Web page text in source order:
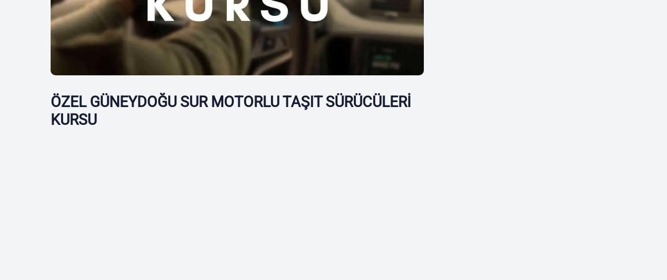
ÖZEL GÜNEYDOĞU SUR MOTORLU TAŞIT SÜRÜCÜLERİ
KURSU